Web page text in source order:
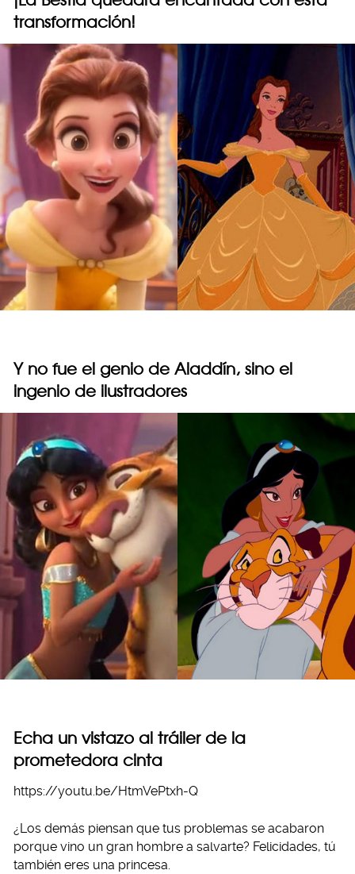
transformación!
Y no fue el genio de Aladdín, sino el
ingenio de ilustradores
Echa un vistazo al tráiler de la
prometedora cinta
https://youtu.be/HtmVePtxh-Q
¿Los demás piensan que tus problemas se acabaron
porque vino un gran hombre a salvarte? Felicidades, tú
también eres una princesa.